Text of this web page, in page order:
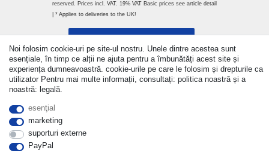
reserved. Prices incl. VAT. 19% VAT Basic prices see article detail
| * Applies to deliveries to the UK!
Noi folosim cookie-uri pe site-ul nostru. Unele dintre acestea sunt
esențiale, în timp ce alții ne ajuta pentru a îmbunătăți acest site și
experiența dumneavoastră. cookie-urile pe care le folosim și drepturile ca
utilizator Pentru mai multe informații, consultați: politica noastră și a
noastră: legală.
esenţial
marketing
suporturi externe
PayPal
Withdraw from contract here
a lua legatura